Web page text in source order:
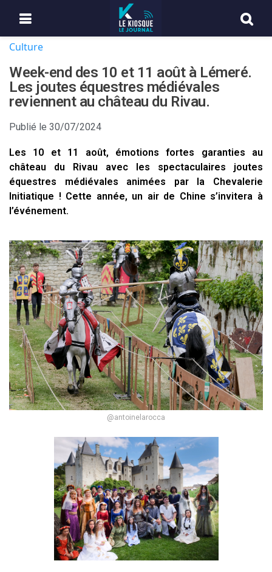
Culture
Week-end des 10 et 11 août à Lémeré.
Les joutes équestres médiévales
reviennent au château du Rivau.
Publié le 30/07/2024
Les 10 et 11 août, émotions fortes garanties au
château du Rivau avec les spectaculaires joutes
équestres médiévales animées par la Chevalerie
Initiatique ! Cette année, un air de Chine s’invitera à
l’événement.
@antoinelarocca